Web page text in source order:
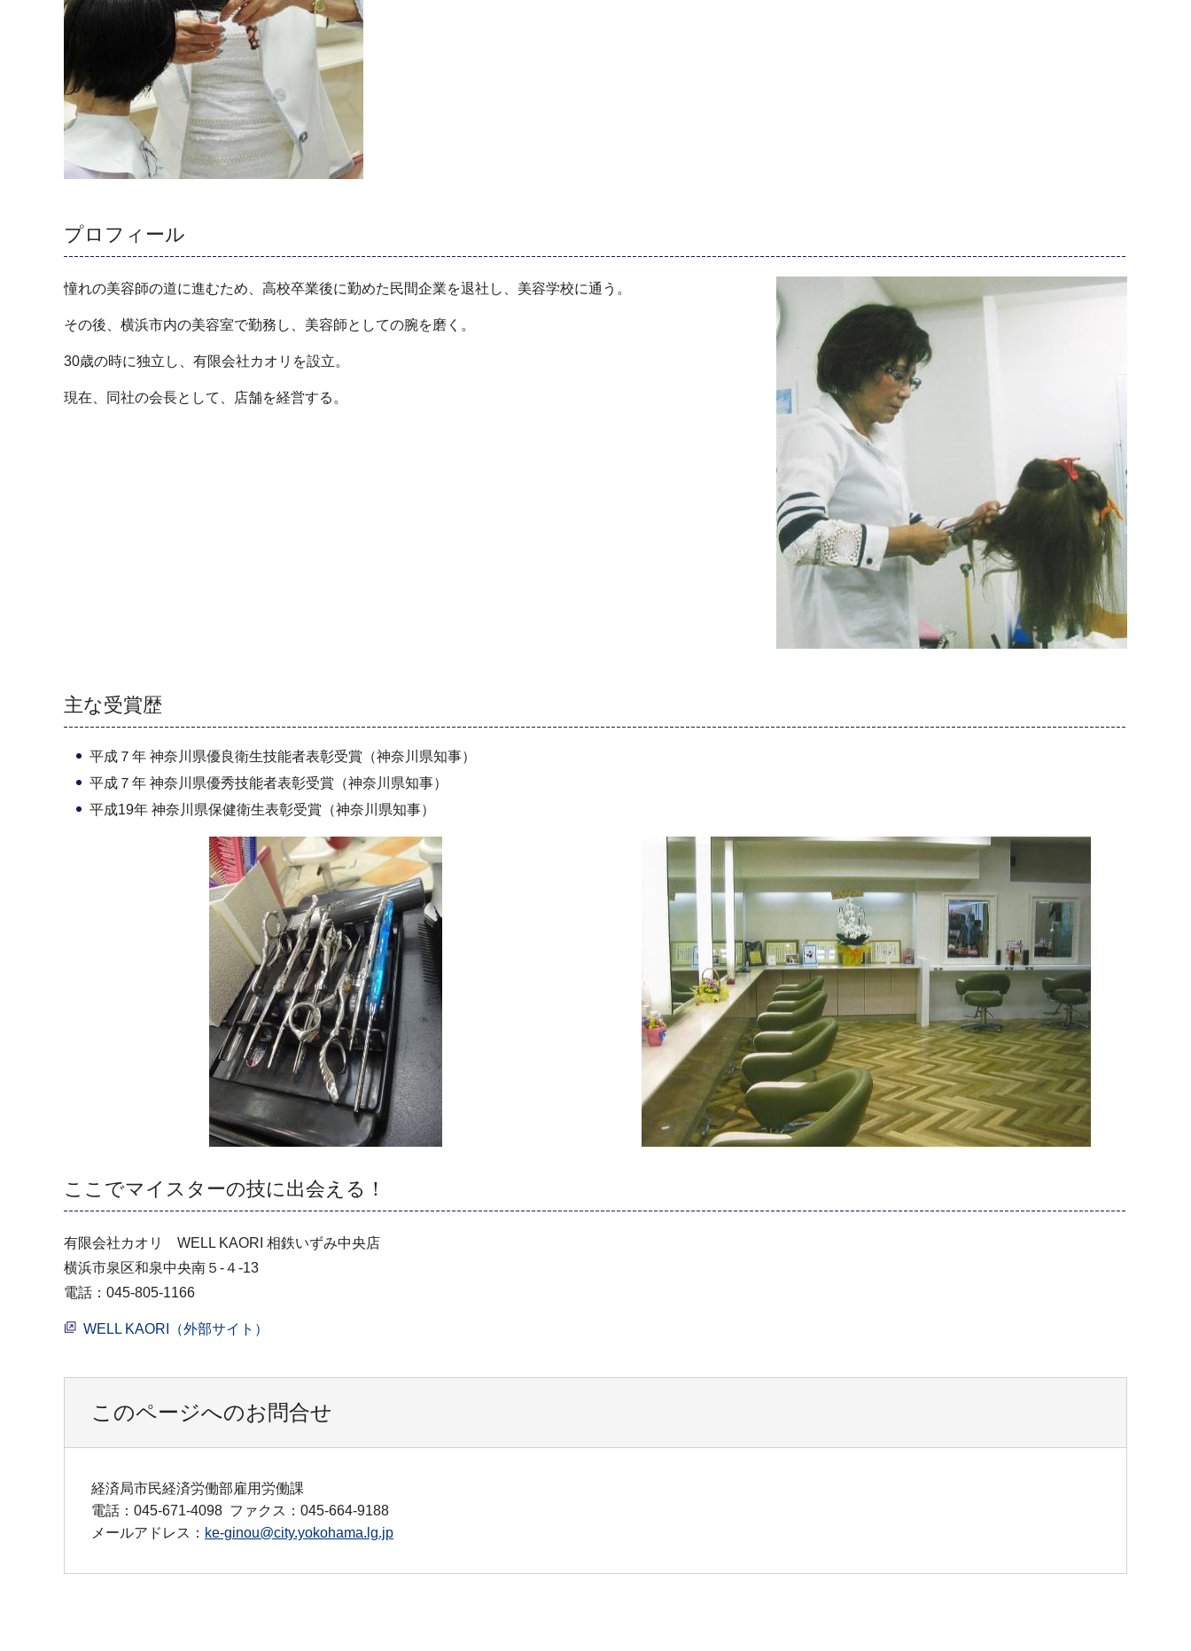
プロフィール
憧れの美容師の道に進むため、高校卒業後に勤めた民間企業を退社し、美容学校に通う。
その後、横浜市内の美容室で勤務し、美容師としての腕を磨く。
30歳の時に独立し、有限会社カオリを設立。
現在、同社の会長として、店舗を経営する。
主な受賞歴
平成７年 神奈川県優良衛生技能者表彰受賞（神奈川県知事）
平成７年 神奈川県優秀技能者表彰受賞（神奈川県知事）
平成19年 神奈川県保健衛生表彰受賞（神奈川県知事）
ここでマイスターの技に出会える！
有限会社カオリ WELL KAORI 相鉄いずみ中央店
横浜市泉区和泉中央南５-４-13
電話：045-805-1166
WELL KAORI（外部サイト）
このページへのお問合せ
経済局市民経済労働部雇用労働課
電話：045-671-4098 ファクス：045-664-9188
メールアドレス： ke-ginou@city.yokohama.lg.jp